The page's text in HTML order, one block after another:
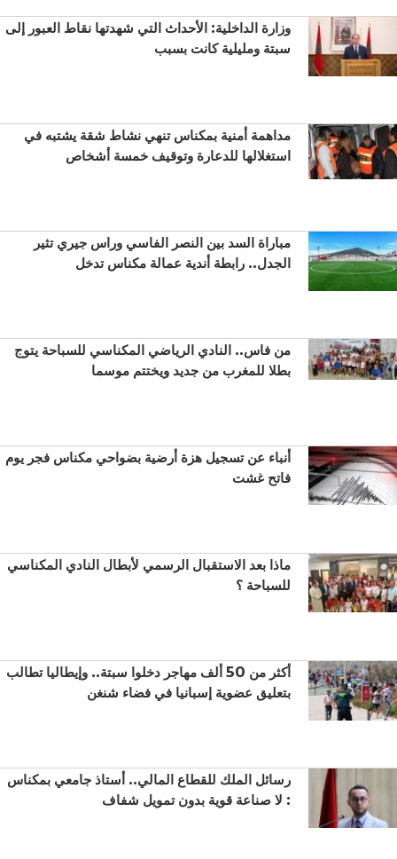
وزارة الداخلية: الأحداث التي شهدتها نقاط العبور إلى
سبتة ومليلية كانت بسبب
مداهمة أمنية بمكناس تنهي نشاط شقة يشتبه في
استغلالها للدعارة وتوقيف خمسة أشخاص
مباراة السد بين النصر الفاسي وراس جيري تثير
الجدل.. رابطة أندية عمالة مكناس تدخل
من فاس.. النادي الرياضي المكناسي للسباحة يتوج
بطلا للمغرب من جديد ويختتم موسما
أنباء عن تسجيل هزة أرضية بضواحي مكناس فجر يوم
فاتح غشت
ماذا بعد الاستقبال الرسمي لأبطال النادي المكناسي
للسباحة ؟
أكثر من 50 ألف مهاجر دخلوا سبتة.. وإيطاليا تطالب
بتعليق عضوية إسبانيا في فضاء شنغن
رسائل الملك للقطاع المالي.. أستاذ جامعي بمكناس
: لا صناعة قوية بدون تمويل شفاف